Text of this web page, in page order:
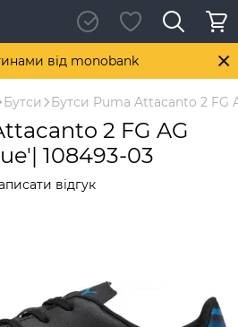
від monobank
Бутси Бутси Puma Attacanto 2 FG
2 FG AG
108493-03
відгук